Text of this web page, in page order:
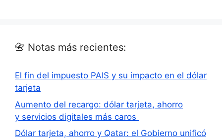
📇 Notas más recientes:
El fin del impuesto PAIS y su impacto en el dólar
tarjeta
Aumento del recargo: dólar tarjeta, ahorro
y servicios digitales más caros
Dólar tarjeta, ahorro y Qatar: el Gobierno unificó